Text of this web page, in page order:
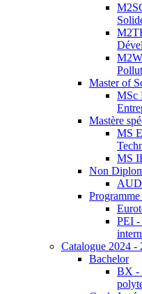
Master of
MSc
Mastère
MS
MS
Non
PEI -
Catalogue 2024 -
Bachelor
BX -